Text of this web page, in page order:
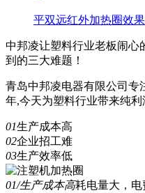
平双远红外加热圈效果
中邦凌让塑料行业老板闹心
到的三大难题！
青岛中邦凌电器有限公司专
年,今天为塑料行业带来纯利
01生产成本高
02企业招工难
03生产效率低
01/生产成本高耗电量大，电